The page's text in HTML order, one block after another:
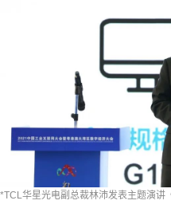
*TCL华星光电副总裁林沛发表主题演讲